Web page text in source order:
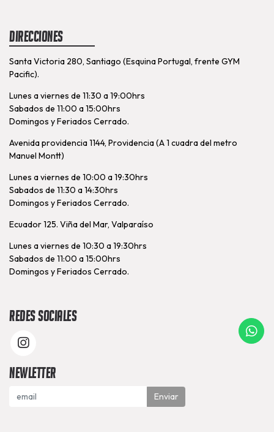
Direcciones
Santa Victoria 280, Santiago (Esquina Portugal, frente GYM
Pacific).
Lunes a viernes de 11:30 a 19:00hrs
Sabados de 11:00 a 15:00hrs
Domingos y Feriados Cerrado.
Avenida providencia 1144, Providencia (A 1 cuadra del metro
Manuel Montt)
Lunes a viernes de 10:00 a 19:30hrs
Sabados de 11:30 a 14:30hrs
Domingos y Feriados Cerrado.
Ecuador 125. Viña del Mar, Valparaíso
Lunes a viernes de 10:30 a 19:30hrs
Sabados de 11:00 a 15:00hrs
Domingos y Feriados Cerrado.
Redes Sociales
Newletter
Enviar